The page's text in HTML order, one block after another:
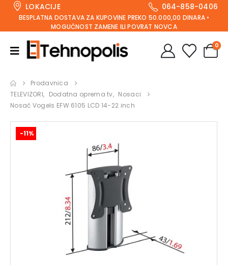
LOKACIJE 064-858-0406
BESPLATNA DOSTAVA ZA KUPOVINE PREKO 50.000,00 DINARA •
MOGUĆNOST ZAMENE ILI POVRAT NOVCA
0
Prodavnica
TELEVIZORI, Dodatna oprema tv, Nosaci
Nosač Vogels EFW 6105 LCD 14-22 inch
-11%